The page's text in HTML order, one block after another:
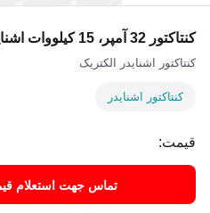
کنتاکتور 32 آمپر، 15 کیلووات اشنایدر LC1D32
کنتاکتور اشنایدر الکتریک
کنتاکتور اشنایدر
قیمت:
تماس جهت استعلام